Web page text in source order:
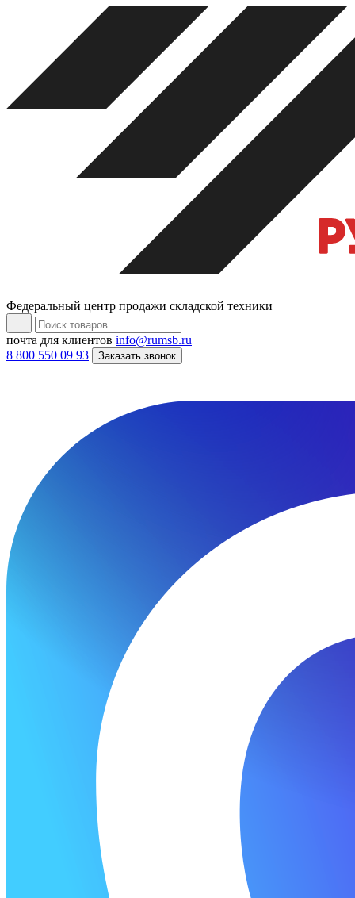
Федеральный центр продажи складской техники
почта для клиентов info@rumsb.ru
8 800 550 09 93
Заказать звонок